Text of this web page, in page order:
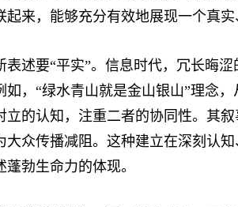
起来，能够充分有效地展现一个真实
要“平实”。信息时代，冗长晦涩
如，“绿水青山就是金山银山”理念
立的认知，注重二者的协同性。其
大众传播减阻。这种建立在深刻认
蓬勃生命力的体现。